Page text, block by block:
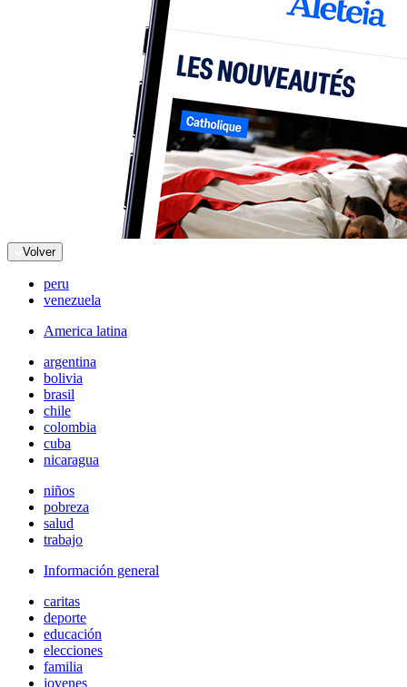
Volver
peru
venezuela
America latina
argentina
bolivia
brasil
chile
colombia
cuba
nicaragua
niños
pobreza
salud
trabajo
Información general
caritas
deporte
educación
elecciones
familia
jovenes